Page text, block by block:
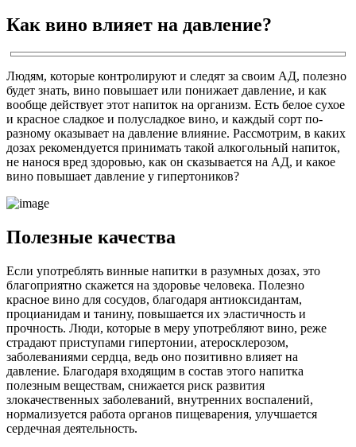
Как вино влияет на давление?
Людям, которые контролируют и следят за своим АД, полезно
будет знать, вино повышает или понижает давление, и как
вообще действует этот напиток на организм. Есть белое сухое
и красное сладкое и полусладкое вино, и каждый сорт по-
разному оказывает на давление влияние. Рассмотрим, в каких
дозах рекомендуется принимать такой алкогольный напиток,
не нанося вред здоровью, как он сказывается на АД, и какое
вино повышает давление у гипертоников?
Полезные качества
Если употреблять винные напитки в разумных дозах, это
благоприятно скажется на здоровье человека. Полезно
красное вино для сосудов, благодаря антиоксидантам,
процианидам и танину, повышается их эластичность и
прочность. Люди, которые в меру употребляют вино, реже
страдают приступами гипертонии, атеросклерозом,
заболеваниями сердца, ведь оно позитивно влияет на
давление. Благодаря входящим в состав этого напитка
полезным веществам, снижается риск развития
злокачественных заболеваний, внутренних воспалений,
нормализуется работа органов пищеварения, улучшается
сердечная деятельность.